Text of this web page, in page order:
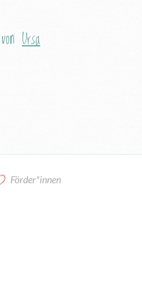
Ursa
Förder*innen